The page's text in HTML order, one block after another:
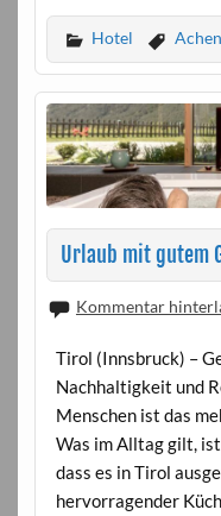
Hotel
Urlaub mit gutem
Kommentar
Tirol (Innsbruck) –
Nachhaltigkeit und
Menschen ist das
Was im Alltag gilt,
dass es in Tirol
hervorragender